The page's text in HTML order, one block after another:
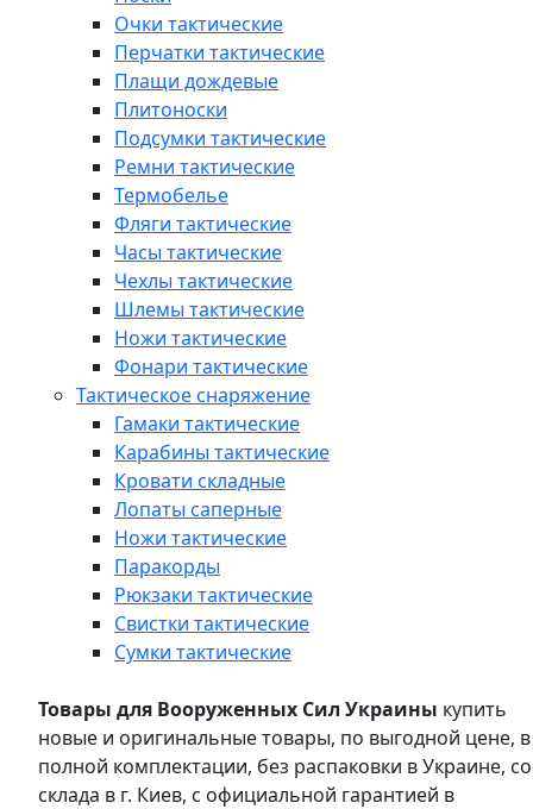
Очки тактические
Перчатки тактические
Плащи дождевые
Плитоноски
Подсумки тактические
Ремни тактические
Термобелье
Фляги тактические
Часы тактические
Чехлы тактические
Шлемы тактические
Ножи тактические
Фонари тактические
Тактическое снаряжение
Гамаки тактические
Карабины тактические
Кровати складные
Лопаты саперные
Ножи тактические
Паракорды
Рюкзаки тактические
Свистки тактические
Сумки тактические
Товары для Вооруженных Сил Украины купить
новые и оригинальные товары, по выгодной цене, в
полной комплектации, без распаковки в Украине, со
склада в г. Киев, с официальной гарантией в